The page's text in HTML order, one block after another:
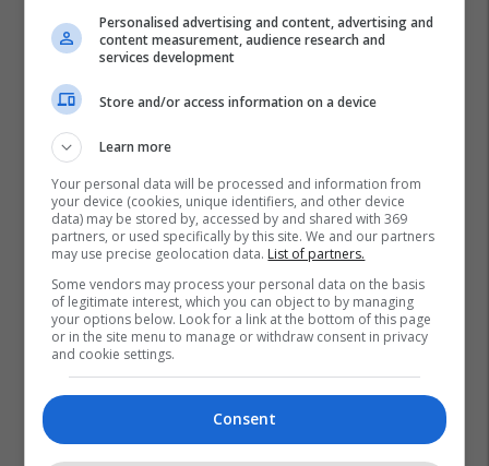
Edona Llalloshi Levizja Vetevendosje
Kqz
Personalised advertising and content, advertising and
content measurement, audience research and
services development
Store and/or access information on a device
Learn more
Your personal data will be processed and information from
your device (cookies, unique identifiers, and other device
data) may be stored by, accessed by and shared with 369
partners, or used specifically by this site. We and our partners
may use precise geolocation data. List of partners.
Some vendors may process your personal data on the basis
of legitimate interest, which you can object to by managing
your options below. Look for a link at the bottom of this page
or in the site menu to manage or withdraw consent in privacy
and cookie settings.
Consent